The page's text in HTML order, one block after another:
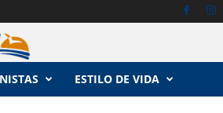
ESTILO DE VIDA